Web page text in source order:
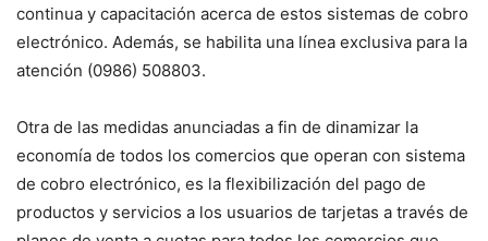
continua y capacitación acerca de estos sistemas de cobro
electrónico. Además, se habilita una línea exclusiva para la
atención (0986) 508803.
Otra de las medidas anunciadas a fin de dinamizar la
economía de todos los comercios que operan con sistema
de cobro electrónico, es la flexibilización del pago de
productos y servicios a los usuarios de tarjetas a través de